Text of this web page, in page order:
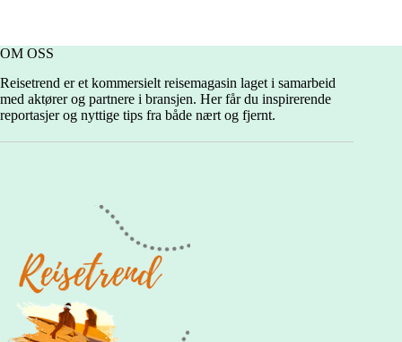
OM OSS
Reisetrend er et kommersielt reisemagasin laget i samarbeid
med aktører og partnere i bransjen. Her får du inspirerende
reportasjer og nyttige tips fra både nært og fjernt.